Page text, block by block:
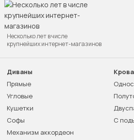
Несколько лет в числе
крупнейших интернет-магазинов
Диваны
Прямые
Угловые
Кушетки
Софы
Механизм аккордеон
С